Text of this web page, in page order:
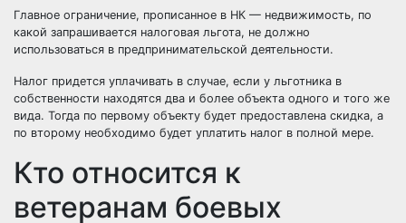
Главное ограничение, прописанное в НК — недвижимость, по
какой запрашивается налоговая льгота, не должно
использоваться в предпринимательской деятельности.
Налог придется уплачивать в случае, если у льготника в
собственности находятся два и более объекта одного и того же
вида. Тогда по первому объекту будет предоставлена скидка, а
по второму необходимо будет уплатить налог в полной мере.
Кто относится к
ветеранам боевых